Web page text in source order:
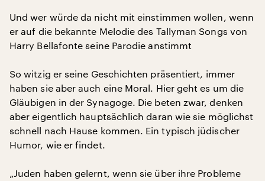
Und wer würde da nicht mit einstimmen wollen, wenn
er auf die bekannte Melodie des Tallyman Songs von
Harry Bellafonte seine Parodie anstimmt
So witzig er seine Geschichten präsentiert, immer
haben sie aber auch eine Moral. Hier geht es um die
Gläubigen in der Synagoge. Die beten zwar, denken
aber eigentlich hauptsächlich daran wie sie möglichst
schnell nach Hause kommen. Ein typisch jüdischer
Humor, wie er findet.
„Juden haben gelernt, wenn sie über ihre Probleme